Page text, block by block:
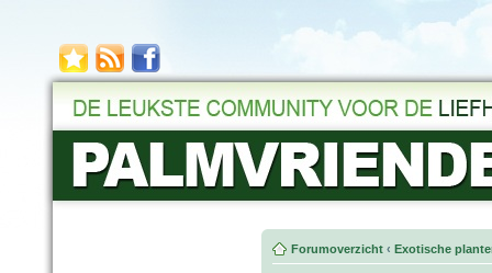
Forumoverzicht ‹ Exotische